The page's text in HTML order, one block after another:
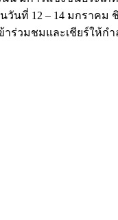
นที่ 12 – 14 มกราค
วมชมและเชียร์ให้ก